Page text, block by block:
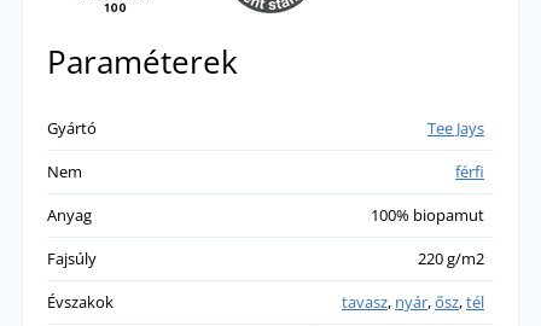
Paraméterek
Gyártó
Tee Jays
Nem
férfi
Anyag
100% biopamut
Fajsúly
220 g/m2
Évszakok
tavasz, nyár,ősz,tél